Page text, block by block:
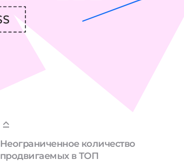
Неограниченное количество
продвигаемых в ТОП